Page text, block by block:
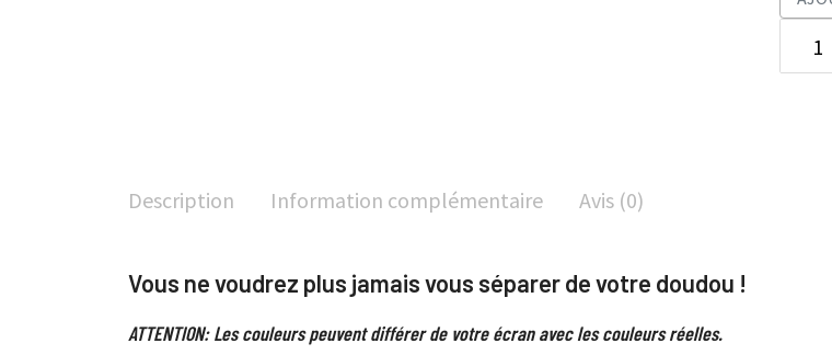
Description Information complémentaire Avis (0)
Vous ne voudrez plus jamais vous séparer de votre doudou !
ATTENTION: Les couleurs peuvent différer de votre écran avec les couleurs réelles.